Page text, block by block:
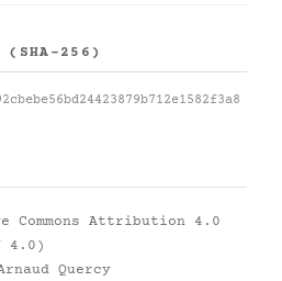
(SHA-256)
Commons Attribution 4.0
4.0)
Quercy